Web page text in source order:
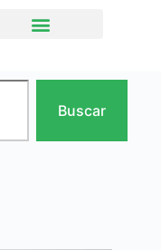
Buscar